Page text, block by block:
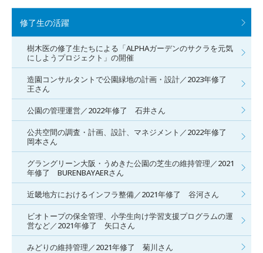
修了生の活躍
樹木医の修了生たちによる「ALPHAガーデンのサクラを元気
にしようプロジェクト」の開催
造園コンサルタントで公園緑地の計画・設計／2023年修了
王さん
公園の管理運営／2022年修了 石井さん
公共空間の調査・計画、設計、マネジメント／2022年修了
岡本さん
グラングリーン大阪・うめきた公園の芝生の維持管理／2021
年修了 BURENBAYAERさん
近畿地方におけるインフラ整備／2021年修了 谷河さん
ビオトープの保全管理、小学生向け学習支援プログラムの運
営など／2021年修了 矢口さん
みどりの維持管理／2021年修了 菊川さん